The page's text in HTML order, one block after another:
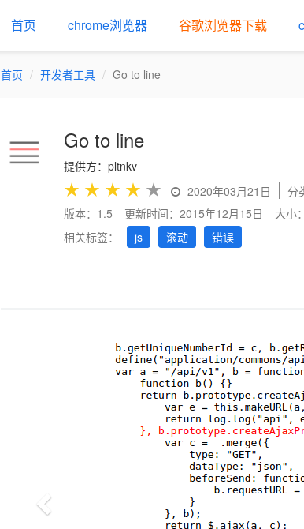
首页 chrome浏览器 谷歌浏览器下载
首页 开发者工具 Go to line
Go to line
提供方：pltnkv
★ ★ ★ ★ ★ 2020年03月21日 分
版本：1.5
更新时间：2015年12月15日
大小
相关标签：
js 滚动 错误